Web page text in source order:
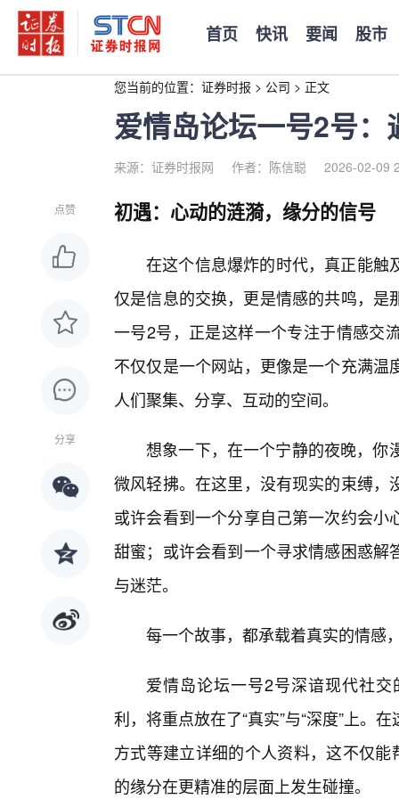
首页 快讯 要闻 股市
您当前的位置： 证券时报 > 公司 > 正文
爱情岛论坛一号2号
来源：证券时报网 作者：陈信聪 2026-02-09
点赞
分享
初遇：心动的涟漪，缘分的信号
在这个信息爆炸的时代，真正能触
仅是信息的交换，更是情感的共鸣，
一号2号，正是这样一个专注于情感交
不仅仅是一个网站，更像是一个充满
人们聚集、分享、互动的空间。
想象一下，在一个宁静的夜晚，你
微风轻拂。在这里，没有现实的束缚
或许会看到一个分享自己第一次约会
甜蜜；或许会看到一个寻求情感困惑
与迷茫。
每一个故事，都承载着真实的情感
爱情岛论坛一号2号深谙现代社
利，将重点放在了“真实”与“深度”上。
方式等建立详细的个人资料，这不仅
的缘分在更精准的层面上发生碰撞。